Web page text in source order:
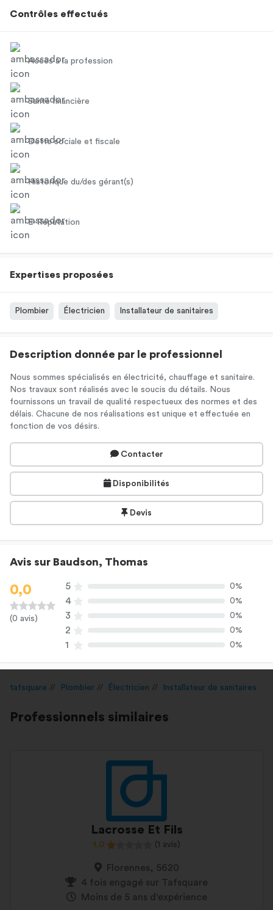
Contrôles effectués
Accès à la profession
Santé financière
Dette sociale et fiscale
Historique du/des gérant(s)
E-Réputation
Expertises proposées
Plombier Électricien Installateur de sanitaires
Description donnée par le professionnel
Nous sommes spécialisés en électricité, chauffage et sanitaire.
Nos travaux sont réalisés avec le soucis du détails. Nous
fournissons un travail de qualité respectueux des normes et des
délais. Chacune de nos réalisations est unique et effectuée en
fonction de vos désirs.
Contacter
Disponibilités
Devis
Avis sur Baudson, Thomas
0,0
(0 avis)
5 0%
4 0%
3 0%
2 0%
1 0%
tafsquare Plombier Électricien Installateur de sanitaires
Professionnels similaires
Lacrosse Et Fils
1,0 (1 avis)
Florennes, 5620
4 fois engagé sur Tafsquare
Moins de 5 ans d'expérience